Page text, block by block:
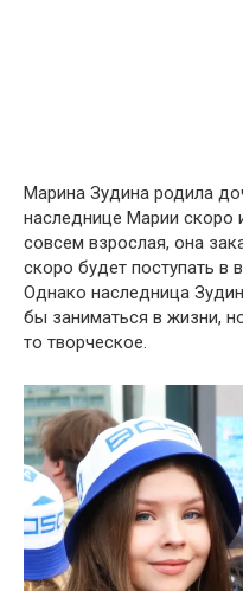
Марина Зудина родила
наследнице Марии скоро
совсем взрослая, она
скоро будет поступать в
Однако наследница
бы заниматься в жизни,
то творческое.